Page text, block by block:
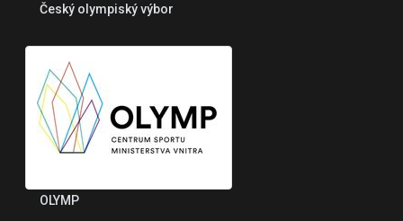
Český olympiský výbor
OLYMP